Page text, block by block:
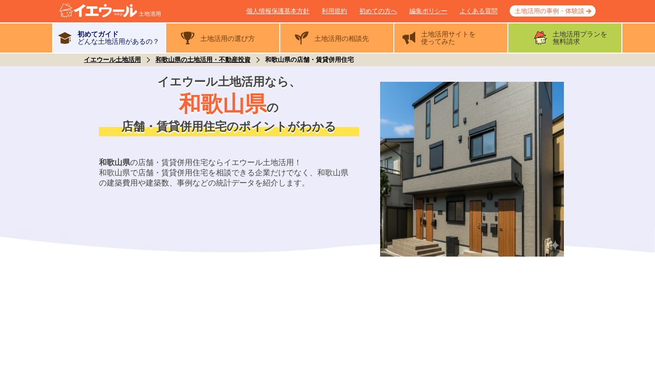
個人情報保護基本方針 利用規約 初めての方へ 編集ポリシー よくある質問 土地活用の事例・体験談
初めてガイド
どんな土地活用があるの？
土地活用の選び方 土地活用の相談先
土地活用サイトを
使ってみた
土地活用プランを
無料請求
イエウール土地活用 和歌山県の土地活用・不動産投資 和歌山県の店舗・賃貸併用住宅
イエウール土地活用なら、
和歌山県の
店舗・賃貸併用住宅のポイントがわかる
和歌山県の店舗・賃貸併用住宅ならイエウール土地活用！
和歌山県で店舗・賃貸併用住宅を相談できる企業だけでなく、 和歌山県
の建築費用や建築数、事例などの統計データを紹介します。